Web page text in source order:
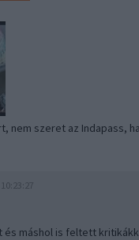
nem szeret az Indapass,
és máshol is feltett